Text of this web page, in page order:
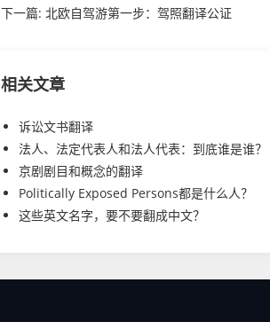
下一篇: 北欧自驾游第一步：驾照翻译公证
相关文章
诉讼文书翻译
法人、法定代表人和法人代表：到底谁是谁？
京剧剧目和概念的翻译
Politically Exposed Persons都是什么人？
这些英文名字，要不要翻成中文？